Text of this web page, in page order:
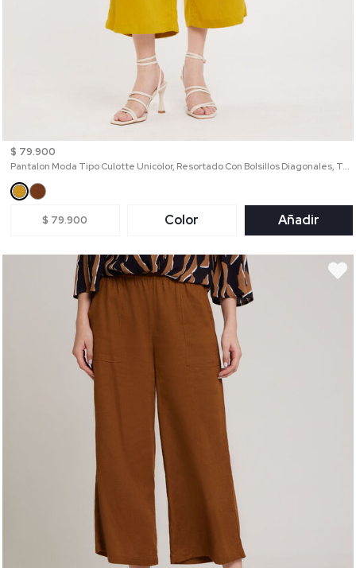
$ 79.900
Pantalon Moda Tipo Culotte Unicolor, Resortado Con Bolsillos Diagonales, Tel Aviv Linea Moda
$ 79.900 Color Añadir